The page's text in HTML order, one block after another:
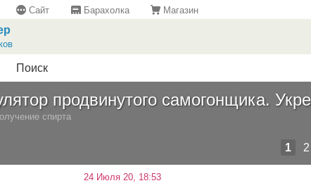
Сайт Барахолка Магазин
Поиск
продвинутого самогонщика.
спирта
1 2
24 Июля 20, 18:53